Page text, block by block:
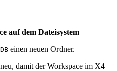
auf dem Dateisystem
einen neuen Ordner.
damit der Workspace im X4